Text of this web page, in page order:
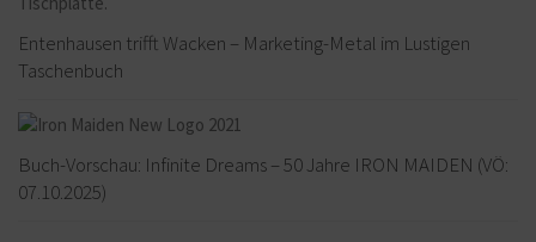
Entenhausen trifft Wacken – Marketing-Metal im Lustigen
Taschenbuch
Buch-Vorschau: Infinite Dreams – 50 Jahre IRON MAIDEN (VÖ:
07.10.2025)